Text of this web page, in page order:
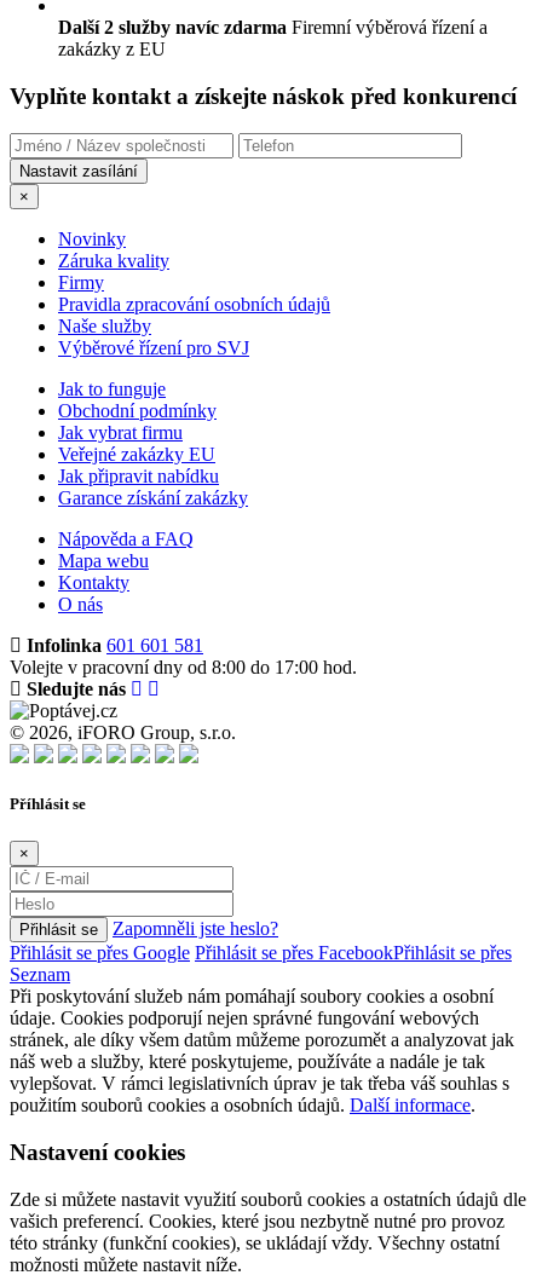
Další 2 služby navíc zdarma Firemní výběrová řízení a
zakázky z EU
Vyplňte kontakt a získejte náskok před konkurencí
×
Novinky
Záruka kvality
Firmy
Pravidla zpracování osobních údajů
Naše služby
Výběrové řízení pro SVJ
Jak to funguje
Obchodní podmínky
Jak vybrat firmu
Veřejné zakázky EU
Jak připravit nabídku
Garance získání zakázky
Nápověda a FAQ
Mapa webu
Kontakty
O nás
Infolinka 601 601 581
Volejte v pracovní dny od 8:00 do 17:00 hod.
Sledujte nás
© 2026, iFORO Group, s.r.o.
Příhlásit se
×
Přihlásit se
Zapomněli jste heslo?
Přihlásit se přes Google Přihlásit se přes FacebookPřihlásit se přes
Seznam
Při poskytování služeb nám pomáhají soubory cookies a osobní
údaje. Cookies podporují nejen správné fungování webových
stránek, ale díky všem datům můžeme porozumět a analyzovat jak
náš web a služby, které poskytujeme, používáte a nadále je tak
vylepšovat. V rámci legislativních úprav je tak třeba váš souhlas s
použitím souborů cookies a osobních údajů. Další informace.
Nastavení cookies
Zde si můžete nastavit využití souborů cookies a ostatních údajů dle
vašich preferencí. Cookies, které jsou nezbytně nutné pro provoz
této stránky (funkční cookies), se ukládají vždy. Všechny ostatní
možnosti můžete nastavit níže.